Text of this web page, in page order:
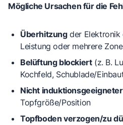
Mögliche Ursachen für die
Überhitzungder Elektronik
Leistung oder mehrere
Belüftung blockiert(z. B.
Kochfeld, Schublade/
Nicht
Topfgröße/Position
Topfboden verzogen/zu